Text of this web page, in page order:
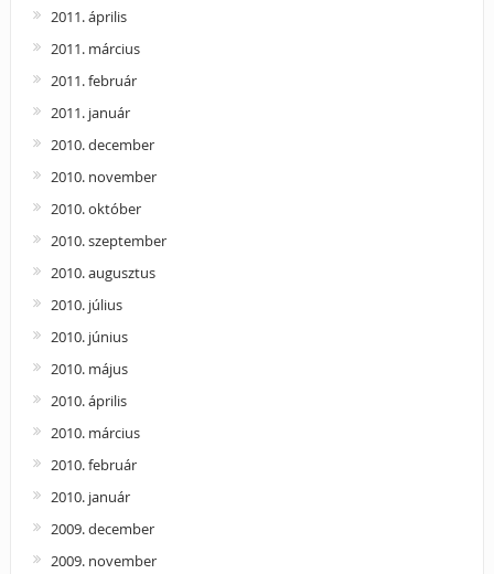
2011. április
2011. március
2011. február
2011. január
2010. december
2010. november
2010. október
2010. szeptember
2010. augusztus
2010. július
2010. június
2010. május
2010. április
2010. március
2010. február
2010. január
2009. december
2009. november